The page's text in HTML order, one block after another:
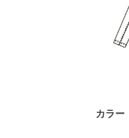
カラー